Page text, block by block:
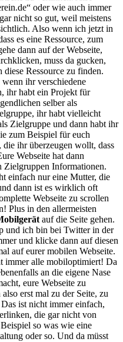
oder wie auch immer
nicht so gut, weil meistens
Also wenn ich jetzt in
es eine Ressource, zum
dann auf der Webseite,
muss da gucken,
Ressource zu finden.
ihr verschiedene
ihr habt ein Projekt für
selber als
ihr habt vielleicht
Zielgruppe und dann habt ihr
zum Beispiel für euch
ihr überzeugen wollt, dass
Webseite hat dann
Zielgruppen Informationen.
einfach nur eine Mutter, die
dann ist es wirklich oft
Webseite zu scrollen
Plus in den allermeisten
auf die Seite gehen.
und ich bin bei Twitter in der
und klicke dann auf diesen
auf eurer mobilen Webseite.
immer alle mobiloptimiert! Da
an die eigene Nase
eure Webseite zu
erst mal zu der Seite, zu
ist nicht immer einfach,
die gar nicht von
so was wie eine
oder so. Und da müsst